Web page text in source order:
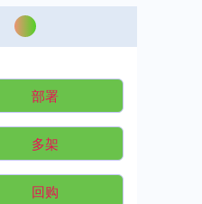
部署
多架
回购